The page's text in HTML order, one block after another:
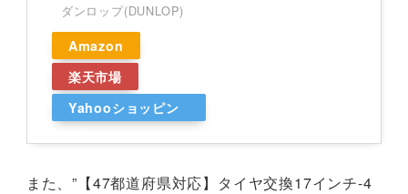
ダンロップ(DUNLOP)
Amazon
楽天市場
Yahooショッピン
また、”【47都道府県対応】タイヤ交換17インチ-4